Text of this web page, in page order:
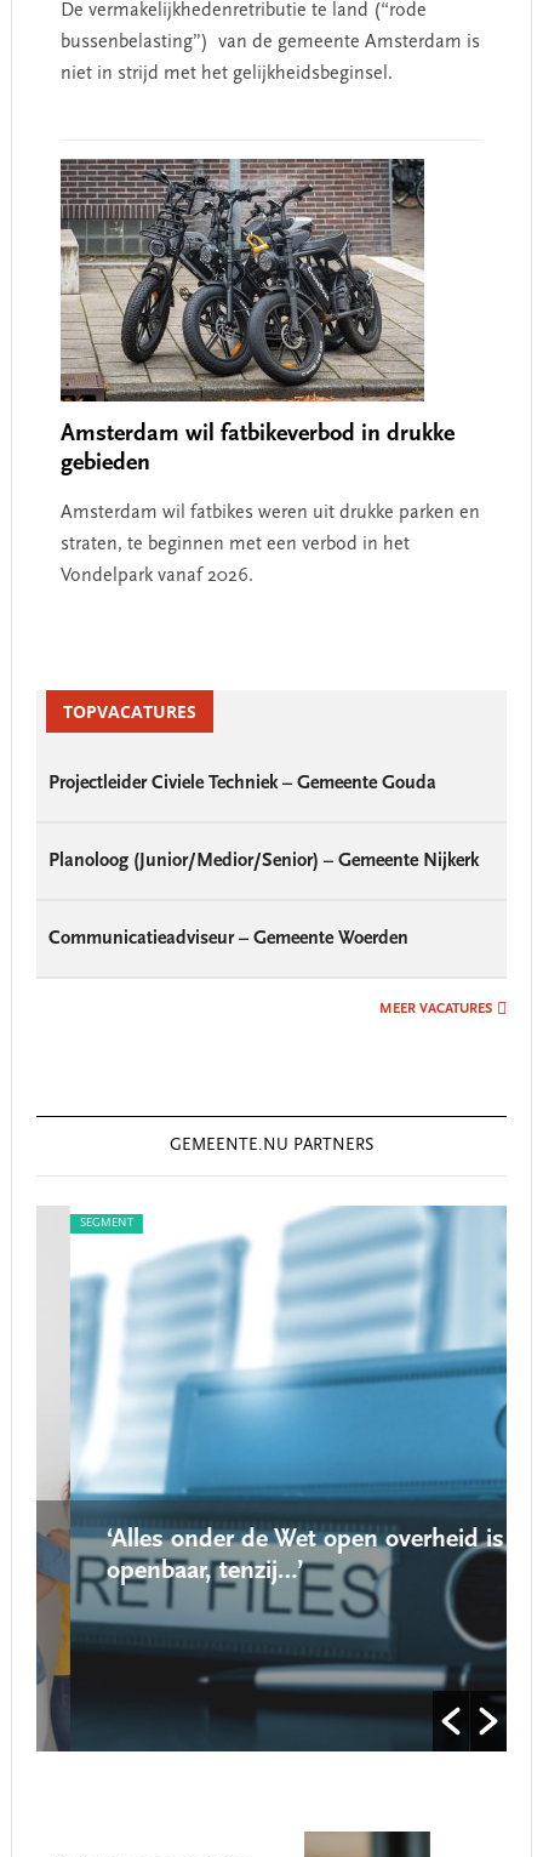
De vermakelijkhedenretributie te land (“rode
bussenbelasting”) van de gemeente Amsterdam is
niet in strijd met het gelijkheidsbeginsel.
Amsterdam wil fatbikeverbod in drukke
gebieden
Amsterdam wil fatbikes weren uit drukke parken en
straten, te beginnen met een verbod in het
Vondelpark vanaf 2026.
SidebarTOPVACATURES
Projectleider Civiele Techniek – Gemeente Gouda
Planoloog (Junior/Medior/Senior) – Gemeente Nijkerk
Communicatieadviseur – Gemeente Woerden
MEER VACATURES
GEMEENTE.NU PARTNERS
SEGMENT
‘Alles onder de Wet open overheid is
openbaar, tenzij…’